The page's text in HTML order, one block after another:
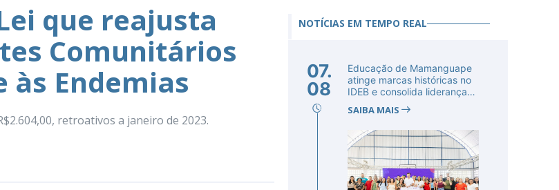
que reajusta
Comunitários
às Endemias
retroativos a janeiro de 2023.
NOTÍCIAS EM TEMPO REAL
07.
08
Educação de Mamanguape
atinge marcas históricas no
IDEB e consolida liderança
SAIBA MAIS